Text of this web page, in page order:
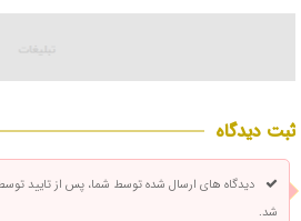
ثبت دیدگاه
دیدگاه های ارسال شده توسط شما، پس از تایید
شد.